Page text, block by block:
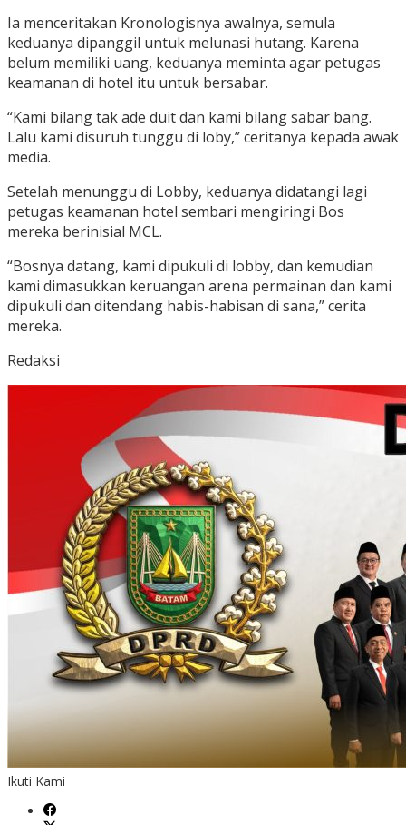
Ia menceritakan Kronologisnya awalnya, semula
keduanya dipanggil untuk melunasi hutang. Karena
belum memiliki uang, keduanya meminta agar petugas
keamanan di hotel itu untuk bersabar.
“Kami bilang tak ade duit dan kami bilang sabar bang.
Lalu kami disuruh tunggu di loby,” ceritanya kepada awak
media.
Setelah menunggu di Lobby, keduanya didatangi lagi
petugas keamanan hotel sembari mengiringi Bos
mereka berinisial MCL.
“Bosnya datang, kami dipukuli di lobby, dan kemudian
kami dimasukkan keruangan arena permainan dan kami
dipukuli dan ditendang habis-habisan di sana,” cerita
mereka.
Redaksi
Ikuti Kami